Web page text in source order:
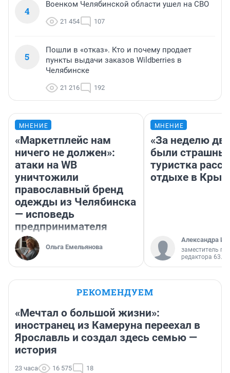
4
Военком Челябинской области ушел на СВО
21 454 107
5
Пошли в «отказ». Кто и почему продает
пункты выдачи заказов Wildberries в
Челябинске
21 216 192
МНЕНИЕ
«Маркетплейс нам
ничего не должен»:
атаки на WB
уничтожили
православный бренд
одежды из Челябинска
— исповедь
предпринимателя
Ольга Емельянова
МНЕНИЕ
«За неделю
были
туристка
отдыхе в
Александра
заместитель
редактора 63.RU
РЕКОМЕНДУЕМ
«Мечтал о большой жизни»:
иностранец из Камеруна переехал в
Ярославль и создал здесь семью —
история
23 часа 16 575 18